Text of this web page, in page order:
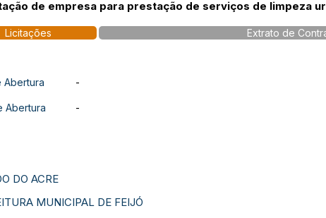
de empresa para prestação de serviços de limpeza
Licitações Extrato de
Abertura -
Abertura -
DO ACRE
MUNICIPAL DE FEIJÓ